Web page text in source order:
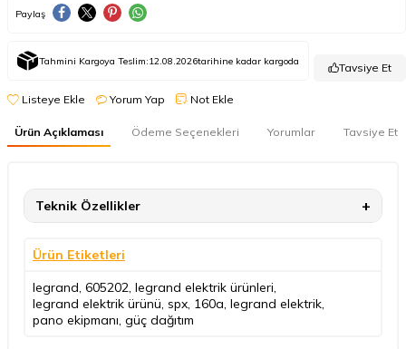
Paylaş
Tahmini Kargoya Teslim:12.08.2026tarihine kadar kargoda Tavsiye Et
Listeye Ekle Yorum Yap Not Ekle
Ürün Açıklaması Ödeme Seçenekleri Yorumlar Tavsiye Et
Teknik Özellikler
Ürün Etiketleri
legrand, 605202, legrand elektrik ürünleri,
legrand elektrik ürünü, spx, 160a, legrand elektrik,
pano ekipmanı, güç dağıtım